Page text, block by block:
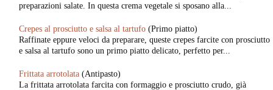
preparazioni salate. In questa crema vegetale si sposano alla...
Crepes al prosciutto e salsa al tartufo (Primo piatto)
Raffinate eppure veloci da preparare, queste crepes farcite con prosciutto
e salsa al tartufo sono un primo piatto delicato, perfetto per...
Frittata arrotolata (Antipasto)
La frittata arrotolata farcita con formaggio e prosciutto crudo, già